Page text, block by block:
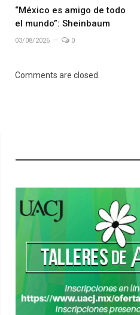
“México es amigo de todo
el mundo”: Sheinbaum
03/08/2026 0
Comments are closed.